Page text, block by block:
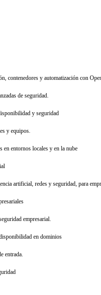
contenedores y automatización con
de seguridad.
y seguridad
y equipos.
en entornos locales y en la nube
artificial, redes y seguridad, para
empresarial.
en dominios
entrada.